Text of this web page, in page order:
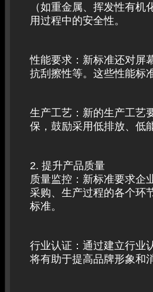
（如重金属、挥发性有
用过程中的安全性。
性能要求：新标准还对屏
抗刮擦性等。这些性能标
生产工艺：新的生产工艺
保，鼓励采用低排放、低
2. 提升产品质量
质量监控：新标准要求企
采购、生产过程的各个环
标准。
行业认证：通过建立行业
将有助于提高品牌形象和